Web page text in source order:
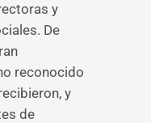
y
De
reconocido
y
de